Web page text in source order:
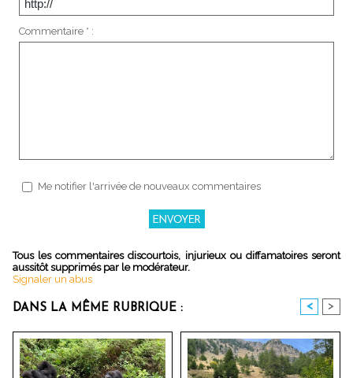
Commentaire * :
Me notifier l'arrivée de nouveaux commentaires
Tous les commentaires discourtois, injurieux ou diffamatoires seront
aussitôt supprimés par le modérateur.
Signaler un abus
DANS LA MÊME RUBRIQUE : < >